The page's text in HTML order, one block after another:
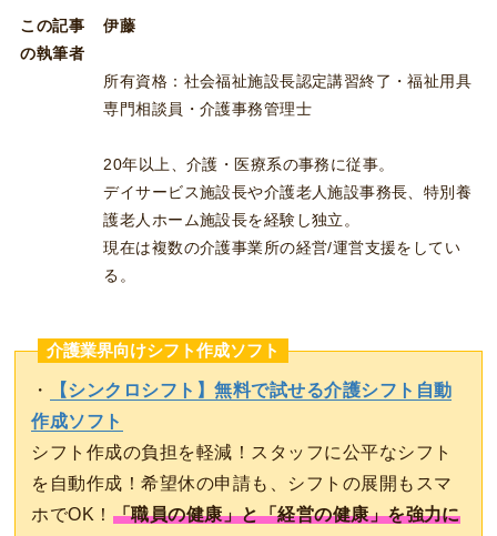
この記事
の執筆者
伊藤
所有資格：社会福祉施設長認定講習終了・福祉用具
専門相談員・介護事務管理士
20年以上、介護・医療系の事務に従事。
デイサービス施設長や介護老人施設事務長、特別養
護老人ホーム施設長を経験し独立。
現在は複数の介護事業所の経営/運営支援をしてい
る。
介護業界向けシフト作成ソフト
・
【シンクロシフト】無料で試せる介護シフト自動
作成ソフト
シフト作成の負担を軽減！スタッフに公平なシフト
を自動作成！希望休の申請も、シフトの展開もスマ
ホでOK！ 「職員の健康」と「経営の健康」を強力に